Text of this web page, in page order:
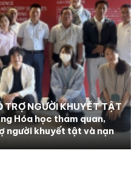
TRỢ NGƯỜI KHUYẾT TẬT
Hóa học tham quan,
người khuyết tật và nạn
Bản